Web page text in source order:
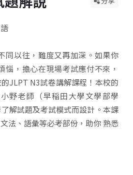
同以往，難度又再加深。如果你
惱，擔心在現場考試應付不來，
JLPT N3試卷講解課程！本校的
野老師（早稲田大學文學部學
解試題及考試模式而設計。本課
法、語彙等必考部份，助你 熟悉